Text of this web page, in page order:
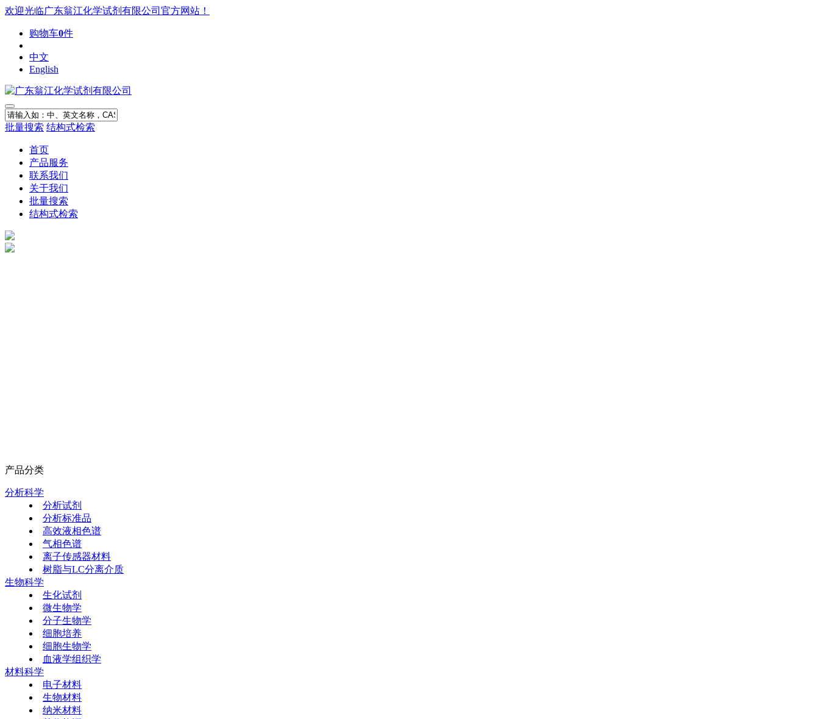
欢迎光临广东翁江化学试剂有限公司官方网站！
购物车0件
中文
English
批量搜索 结构式检索
首页
产品服务
联系我们
关于我们
批量搜索
结构式检索
产品分类
分析科学
分析试剂
分析标准品
高效液相色谱
气相色谱
离子传感器材料
树脂与LC分离介质
生物科学
生化试剂
微生物学
分子生物学
细胞培养
细胞生物学
血液学组织学
材料科学
电子材料
生物材料
纳米材料